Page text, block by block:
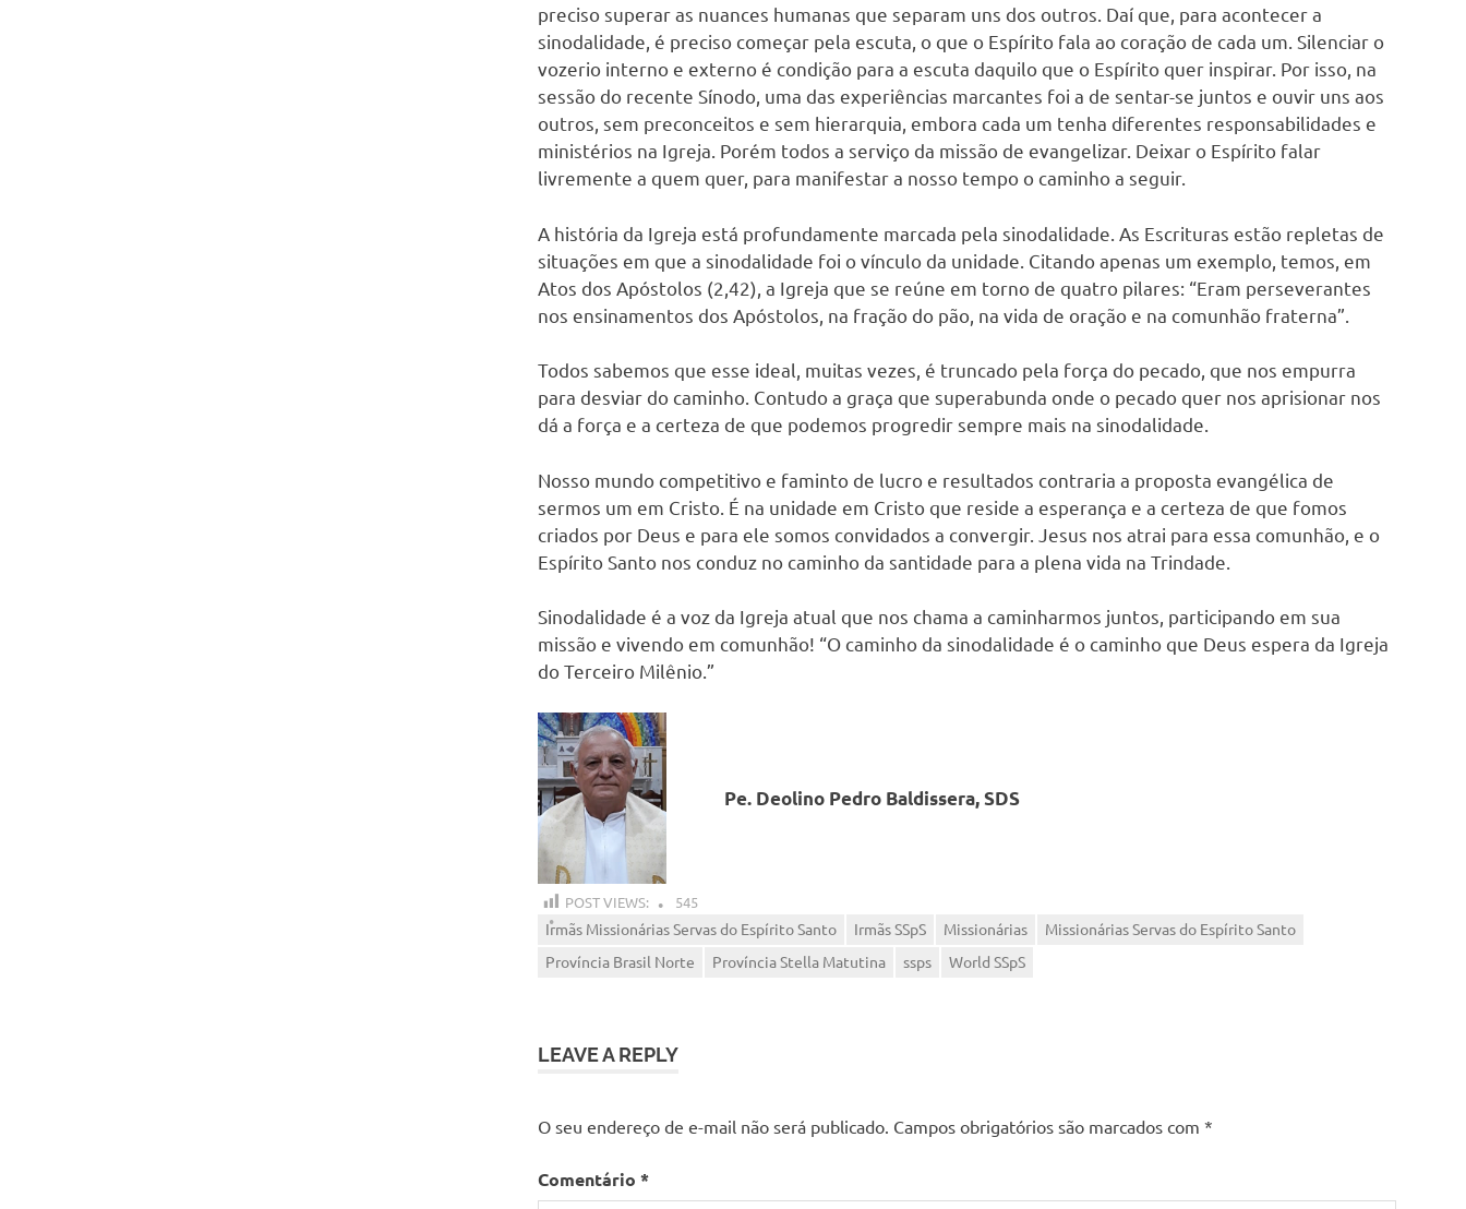
preciso superar as nuances humanas que separam uns dos outros. Daí que, para acontecer a
sinodalidade, é preciso começar pela escuta, o que o Espírito fala ao coração de cada um. Silenciar o
vozerio interno e externo é condição para a escuta daquilo que o Espírito quer inspirar. Por isso, na
sessão do recente Sínodo, uma das experiências marcantes foi a de sentar-se juntos e ouvir uns aos
outros, sem preconceitos e sem hierarquia, embora cada um tenha diferentes responsabilidades e
ministérios na Igreja. Porém todos a serviço da missão de evangelizar. Deixar o Espírito falar
livremente a quem quer, para manifestar a nosso tempo o caminho a seguir.
A história da Igreja está profundamente marcada pela sinodalidade. As Escrituras estão repletas de
situações em que a sinodalidade foi o vínculo da unidade. Citando apenas um exemplo, temos, em
Atos dos Apóstolos (2,42), a Igreja que se reúne em torno de quatro pilares: “Eram perseverantes
nos ensinamentos dos Apóstolos, na fração do pão, na vida de oração e na comunhão fraterna”.
Todos sabemos que esse ideal, muitas vezes, é truncado pela força do pecado, que nos empurra
para desviar do caminho. Contudo a graça que superabunda onde o pecado quer nos aprisionar nos
dá a força e a certeza de que podemos progredir sempre mais na sinodalidade.
Nosso mundo competitivo e faminto de lucro e resultados contraria a proposta evangélica de
sermos um em Cristo. É na unidade em Cristo que reside a esperança e a certeza de que fomos
criados por Deus e para ele somos convidados a convergir. Jesus nos atrai para essa comunhão, e o
Espírito Santo nos conduz no caminho da santidade para a plena vida na Trindade.
Sinodalidade é a voz da Igreja atual que nos chama a caminharmos juntos, participando em sua
missão e vivendo em comunhão! “O caminho da sinodalidade é o caminho que Deus espera da Igreja
do Terceiro Milênio.”
Pe. Deolino Pedro Baldissera, SDS
POST VIEWS: 545
Irmãs Missionárias Servas do Espírito Santo Irmãs SSpS Missionárias
Missionárias Servas do Espírito Santo
Província Brasil Norte
Província Stella Matutina ssps World SSpS
LEAVE A REPLY
O seu endereço de e-mail não será publicado. Campos obrigatórios são marcados com *
Comentário *